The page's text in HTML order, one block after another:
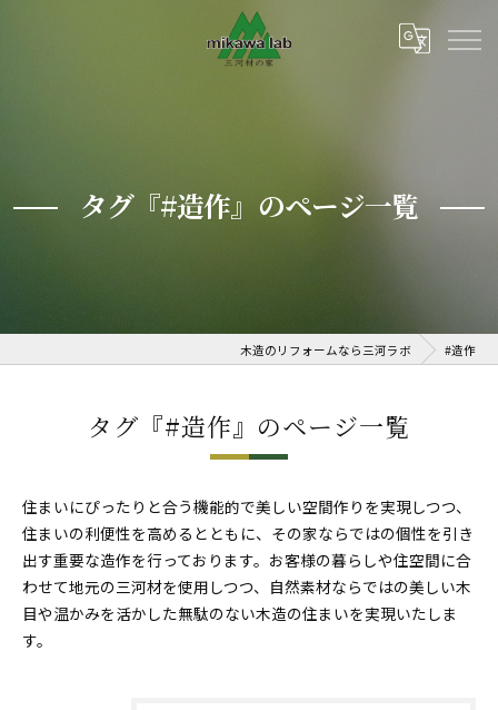
タグ『#造作』のページ一覧
木造のリフォームなら三河ラボ #造作
タグ『#造作』のページ一覧
住まいにぴったりと合う機能的で美しい空間作りを実現しつつ、
住まいの利便性を高めるとともに、その家ならではの個性を引き
出す重要な造作を行っております。お客様の暮らしや住空間に合
わせて地元の三河材を使用しつつ、自然素材ならではの美しい木
目や温かみを活かした無駄のない木造の住まいを実現いたしま
す。